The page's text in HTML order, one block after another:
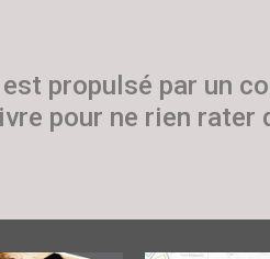
propulsé par un
pour ne rien rater